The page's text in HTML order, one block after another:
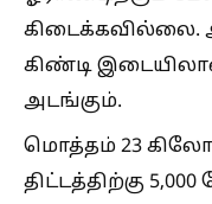
கிடைக்கவில்லை.
கிண்டி
அடங்கும்.
மொத்தம் 23
திட்டத்திற்கு